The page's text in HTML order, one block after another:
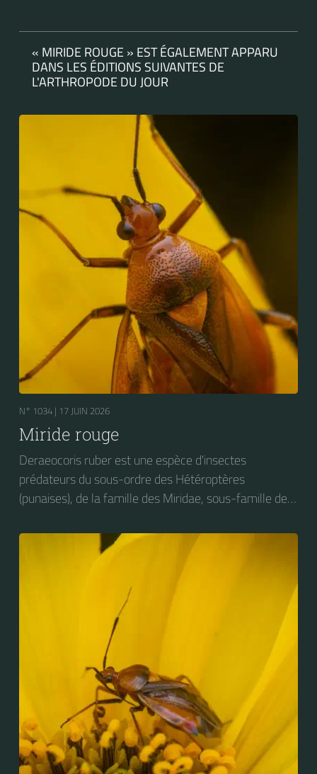
« MIRIDE ROUGE » EST ÉGALEMENT APPARU
DANS LES ÉDITIONS SUIVANTES DE
L'ARTHROPODE DU JOUR
N° 1034 | 17 JUIN 2026
Miride rouge
Deraeocoris ruber est une espèce d'insectes
prédateurs du sous-ordre des Hétéroptères
(punaises), de la famille des Miridae, sous-famille des
Deraeocoris. On peut trouver cet insecte sur des
plantes très diverses. Elle s'attaque notamment aux
larves de Craesus septentrionalis (la Thentrède du
bouleau et de l’aulne).